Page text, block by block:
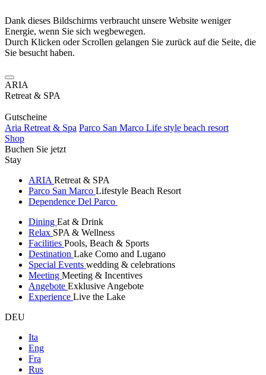
Dank dieses Bildschirms verbraucht unsere Website weniger
Energie, wenn Sie sich wegbewegen.
Durch Klicken oder Scrollen gelangen Sie zurück auf die Seite, die
Sie besucht haben.
ARIA
Retreat & SPA
Gutscheine
Aria Retreat & Spa Parco San Marco Life style beach resort
Shop
Buchen Sie jetzt
Stay
ARIA Retreat & SPA
Parco San Marco Lifestyle Beach Resort
Dependence Del Parco
Dining Eat & Drink
Relax SPA & Wellness
Facilities Pools, Beach & Sports
Destination Lake Como and Lugano
Special Events wedding & celebrations
Meeting Meeting & Incentives
Angebote Exklusive Angebote
Experience Live the Lake
DEU
Ita
Eng
Fra
Rus